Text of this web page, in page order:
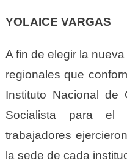
YOLAICE VARGAS
A fin de elegir la
regionales que
Instituto Nacional de
Socialista para el
trabajadores
la sede de cada